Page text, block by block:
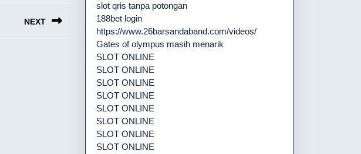
NEXT
slot qris tanpa potongan
188bet login
https://www.26barsandaband.com/videos/
Gates of olympus masih menarik
SLOT ONLINE
SLOT ONLINE
SLOT ONLINE
SLOT ONLINE
SLOT ONLINE
SLOT ONLINE
SLOT ONLINE
SLOT ONLINE